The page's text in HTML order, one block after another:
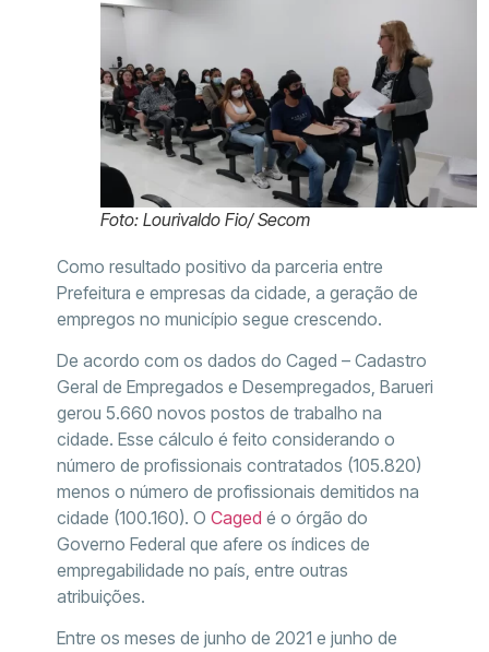
Foto: Lourivaldo Fio/ Secom
Como resultado positivo da parceria entre
Prefeitura e empresas da cidade, a geração de
empregos no município segue crescendo.
De acordo com os dados do Caged – Cadastro
Geral de Empregados e Desempregados, Barueri
gerou 5.660 novos postos de trabalho na
cidade. Esse cálculo é feito considerando o
número de profissionais contratados (105.820)
menos o número de profissionais demitidos na
cidade (100.160). O Caged é o órgão do
Governo Federal que afere os índices de
empregabilidade no país, entre outras
atribuições.
Entre os meses de junho de 2021 e junho de